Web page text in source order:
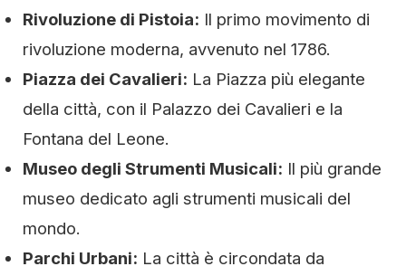
Rivoluzione di Pistoia: Il primo movimento di
rivoluzione moderna, avvenuto nel 1786.
Piazza dei Cavalieri: La Piazza più elegante
della città, con il Palazzo dei Cavalieri e la
Fontana del Leone.
Museo degli Strumenti Musicali: Il più grande
museo dedicato agli strumenti musicali del
mondo.
Parchi Urbani: La città è circondata da